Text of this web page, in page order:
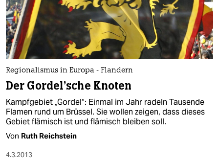
Regionalismus in Europa - Flandern
Der Gordel’sche Knoten
Kampfgebiet „Gordel“: Einmal im Jahr radeln Tausende
Flamen rund um Brüssel. Sie wollen zeigen, dass dieses
Gebiet flämisch ist und flämisch bleiben soll.
Von Ruth Reichstein
4.3.2013